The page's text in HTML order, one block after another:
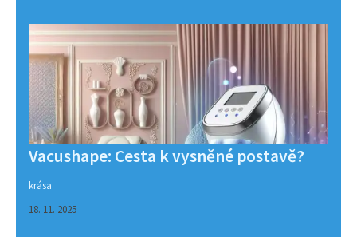
Vacushape: Cesta k vysněné postavě?
krása
18. 11. 2025